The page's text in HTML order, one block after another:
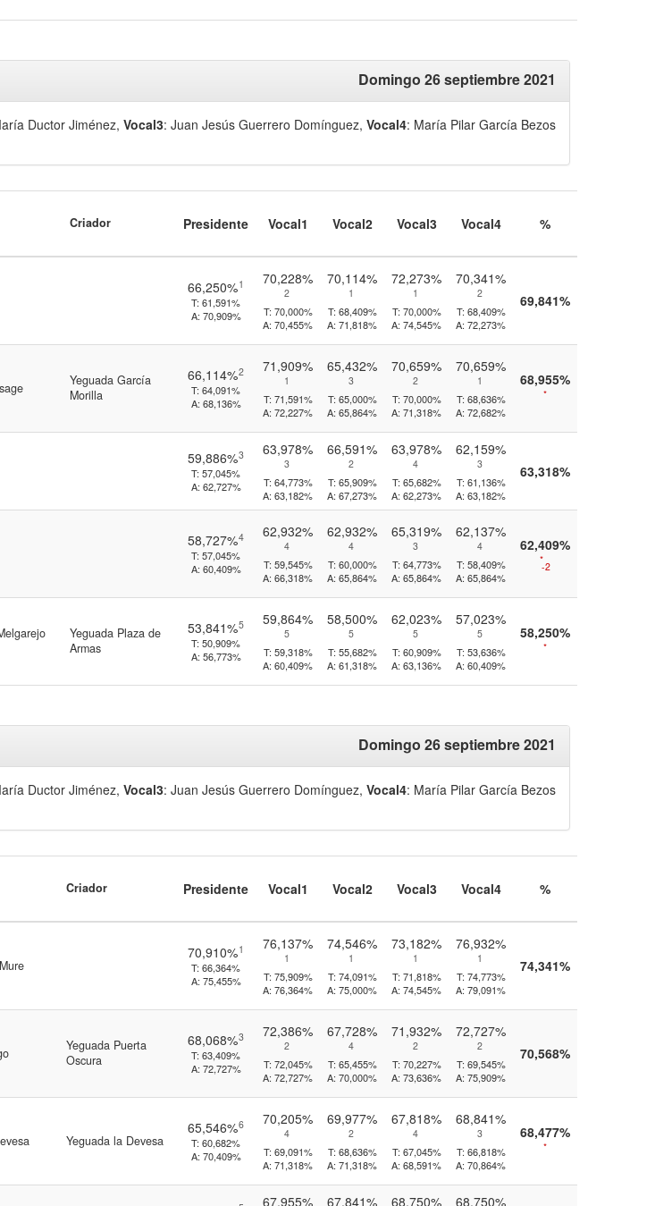
Domingo 26 septiembre 2021
Ductor Jiménez, Vocal3: Juan Jesús Guerrero Domínguez, Vocal4: María Pilar García Bezos
Criador Presidente Vocal1 Vocal2 Vocal3 Vocal4 %
66,250%1
T: 61,591%
A: 70,909%
70,228%
2
T: 70,000%
A: 70,455%
70,114%
1
T: 68,409%
A: 71,818%
72,273%
1
T: 70,000%
A: 74,545%
70,341%
2
T: 68,409%
A: 72,273%
69,841%
Yeguada García
Morilla
66,114%2
T: 64,091%
A: 68,136%
71,909%
1
T: 71,591%
A: 72,227%
65,432%
3
T: 65,000%
A: 65,864%
70,659%
2
T: 70,000%
A: 71,318%
70,659%
1
T: 68,636%
A: 72,682%
68,955%
*
59,886%3
T: 57,045%
A: 62,727%
63,978%
3
T: 64,773%
A: 63,182%
66,591%
2
T: 65,909%
A: 67,273%
63,978%
4
T: 65,682%
A: 62,273%
62,159%
3
T: 61,136%
A: 63,182%
63,318%
58,727%4
T: 57,045%
A: 60,409%
62,932%
4
T: 59,545%
A: 66,318%
62,932%
4
T: 60,000%
A: 65,864%
65,319%
3
T: 64,773%
A: 65,864%
62,137%
4
T: 58,409%
A: 65,864%
62,409%
*
-2
Yeguada Plaza de
Armas
53,841%5
T: 50,909%
A: 56,773%
59,864%
5
T: 59,318%
A: 60,409%
58,500%
5
T: 55,682%
A: 61,318%
62,023%
5
T: 60,909%
A: 63,136%
57,023%
5
T: 53,636%
A: 60,409%
58,250%
*
Domingo 26 septiembre 2021
Ductor Jiménez, Vocal3: Juan Jesús Guerrero Domínguez, Vocal4: María Pilar García Bezos
Criador Presidente Vocal1 Vocal2 Vocal3 Vocal4 %
70,910%1
T: 66,364%
A: 75,455%
76,137%
1
T: 75,909%
A: 76,364%
74,546%
1
T: 74,091%
A: 75,000%
73,182%
1
T: 71,818%
A: 74,545%
76,932%
1
T: 74,773%
A: 79,091%
74,341%
Yeguada Puerta
Oscura
68,068%3
T: 63,409%
A: 72,727%
72,386%
2
T: 72,045%
A: 72,727%
67,728%
4
T: 65,455%
A: 70,000%
71,932%
2
T: 70,227%
A: 73,636%
72,727%
2
T: 69,545%
A: 75,909%
70,568%
Yeguada la Devesa
65,546%6
T: 60,682%
A: 70,409%
70,205%
4
T: 69,091%
A: 71,318%
69,977%
2
T: 68,636%
A: 71,318%
67,818%
4
T: 67,045%
A: 68,591%
68,841%
3
T: 66,818%
A: 70,864%
68,477%
*
67,955% 67,841% 68,750% 68,750%